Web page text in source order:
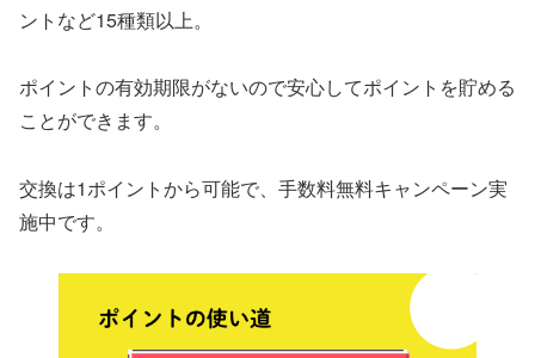
ントなど15種類以上。
ポイントの有効期限がないので安心してポイントを貯める
ことができます。
交換は1ポイントから可能で、手数料無料キャンペーン実
施中です。